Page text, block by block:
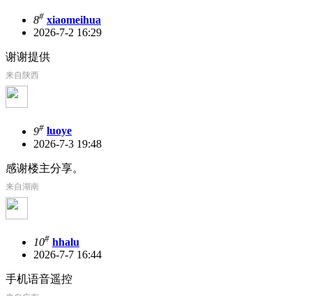
8# xiaomeihua
2026-7-2 16:29
谢谢提供
来自陕西
9# luoye
2026-7-3 19:48
感谢楼主分享。
来自湖南
10# hhalu
2026-7-7 16:44
手机语音遥控